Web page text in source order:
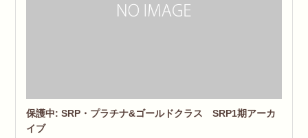
保護中: SRP・プラチナ&ゴールドクラス SRP1期アーカ
イブ